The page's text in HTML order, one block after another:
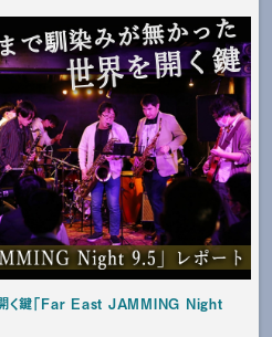
開く鍵「Far East JAMMING Night